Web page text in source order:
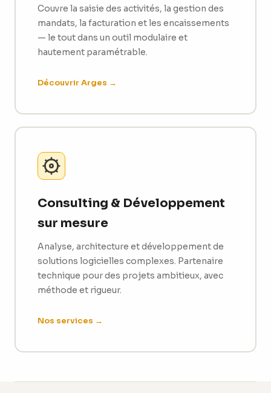
Couvre la saisie des activités, la gestion des
mandats, la facturation et les encaissements
— le tout dans un outil modulaire et
hautement paramétrable.
Découvrir Arges →
Consulting & Développement
sur mesure
Analyse, architecture et développement de
solutions logicielles complexes. Partenaire
technique pour des projets ambitieux, avec
méthode et rigueur.
Nos services →